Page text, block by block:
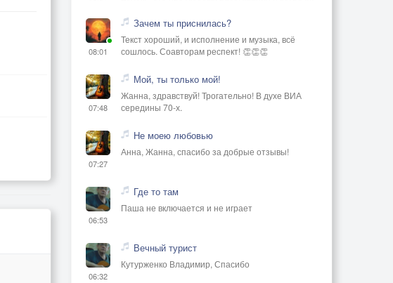
08:01
Зачем ты приснилась?
Текст хороший, и исполнение и музыка, всё
сошлось. Соавторам респект! 👏👏👏
07:48
Мой, ты только мой!
Жанна, здравствуй! Трогательно! В духе ВИА
середины 70-х.
07:27
Не моею любовью
Анна, Жанна, спасибо за добрые отзывы!
06:53
Где то там
Паша не включается и не играет
06:32
Вечный турист
Кутурженко Владимир, Спасибо